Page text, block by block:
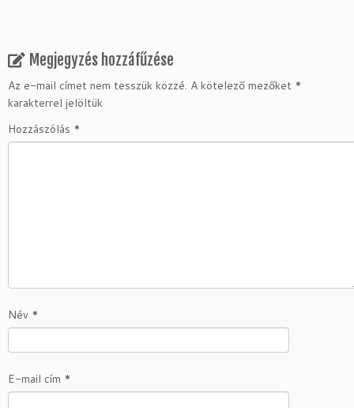
Megjegyzés hozzáfűzése
Az e-mail címet nem tesszük közzé. A kötelező mezőket *
karakterrel jelöltük
Hozzászólás *
Név *
E-mail cím *